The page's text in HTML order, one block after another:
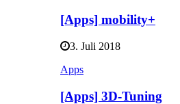
[Apps] mobility+
3. Juli 2018
Apps
[Apps] 3D-Tuning